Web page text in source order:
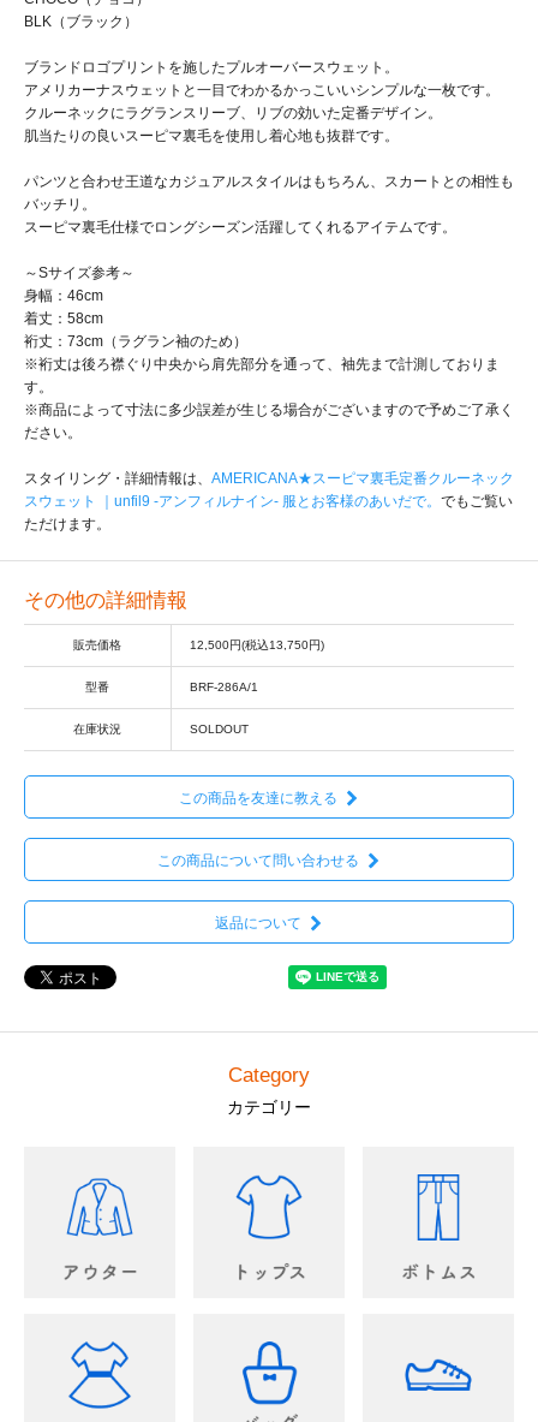
BLK（ブラック）
ブランドロゴプリントを施したプルオーバースウェット。
アメリカーナスウェットと一目でわかるかっこいいシンプルな一枚です。
クルーネックにラグランスリーブ、リブの効いた定番デザイン。
肌当たりの良いスーピマ裏毛を使用し着心地も抜群です。
パンツと合わせ王道なカジュアルスタイルはもちろん、スカートとの相性も
バッチリ。
スーピマ裏毛仕様でロングシーズン活躍してくれるアイテムです。
～Sサイズ参考～
身幅：46cm
着丈：58cm
裄丈：73cm（ラグラン袖のため）
※裄丈は後ろ襟ぐり中央から肩先部分を通って、袖先まで計測しておりま
す。
※商品によって寸法に多少誤差が生じる場合がございますので予めご了承く
ださい。
スタイリング・詳細情報は、 AMERICANA★スーピマ裏毛定番クルーネック
スウェット ｜unfil9 -アンフィルナイン- 服とお客様のあいだで。 でもご覧い
ただけます。
その他の詳細情報
販売価格 12,500円(税込13,750円)
型番 BRF-286A/1
在庫状況 SOLDOUT
この商品を友達に教える
この商品について問い合わせる
返品について
Category
カテゴリー